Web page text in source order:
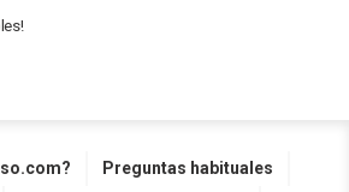
Preguntas habituales